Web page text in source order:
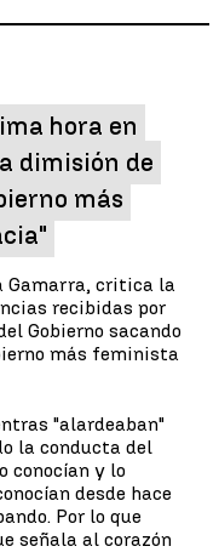
hora en
dimisión de
más
Gamarra, critica la
recibidas por
Gobierno sacando
más feminista
"alardeaban"
la conducta del
conocían y lo
desde hace
Por lo que
señala al corazón